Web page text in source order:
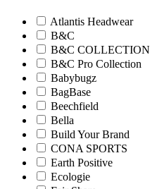
Atlantis Headwear
B&C
B&C COLLECTION
B&C Pro Collection
Babybugz
BagBase
Beechfield
Bella
Build Your Brand
CONA SPORTS
Earth Positive
Ecologie